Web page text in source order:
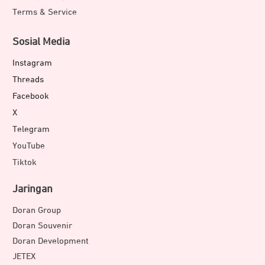
WD My Book 12TB
WD My Book 14TB
WD My Book 16TB
Terms & Service
Sosial Media
Instagram
Threads
Facebook
X
Telegram
YouTube
Tiktok
Jaringan
Doran Group
Doran Souvenir
Doran Development
JETEX